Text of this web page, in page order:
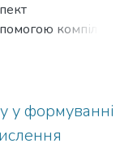
компіляції
та
допомогою
та власного
у формуванні